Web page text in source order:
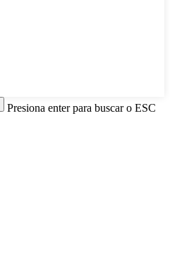
Presiona enter para buscar o ESC